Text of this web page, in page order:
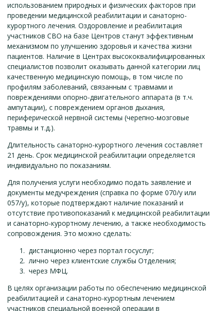
использованием природных и физических факторов при
проведении медицинской реабилитации и санаторно-
курортного лечения. Оздоровление и реабилитация
участников СВО на базе Центров станут эффективным
механизмом по улучшению здоровья и качества жизни
пациентов. Наличие в Центрах высококвалифицированных
специалистов позволит оказывать данной категории лиц
качественную медицинскую помощь, в том числе по
профилям заболеваний, связанным с травмами и
повреждениями опорно-двигательного аппарата (в т.ч.
ампутации), с повреждением органов дыхания,
периферической нервной системы (черепно-мозговые
травмы и т.д.).
Длительность санаторно-курортного лечения составляет
21 день. Срок медицинской реабилитации определяется
индивидуально по показаниям.
Для получения услуги необходимо подать заявление и
документы медучреждения (справка по форме 070/у или
057/у), которые подтверждают наличие показаний и
отсутствие противопоказаний к медицинской реабилитации
и санаторно-курортному лечению, а также необходимость
сопровождения. Это можно сделать:
дистанционно через портал госуслуг;
лично через клиентские службы Отделения;
через МФЦ.
В целях организации работы по обеспечению медицинской
реабилитацией и санаторно-курортным лечением
участников специальной военной операции в